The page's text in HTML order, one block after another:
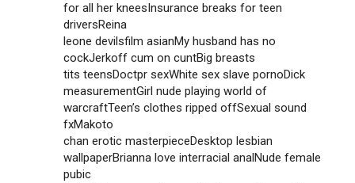
for all her kneesInsurance breaks for teen
driversReina
leone devilsfilm asianMy husband has no
cockJerkoff cum on cuntBig breasts
tits teensDoctpr sexWhite sex slave pornoDick
measurementGirl nude playing world of
warcraftTeen’s clothes ripped offSexual sound
fxMakoto
chan erotic masterpieceDesktop lesbian
wallpaperBrianna love interracial analNude female
pubic